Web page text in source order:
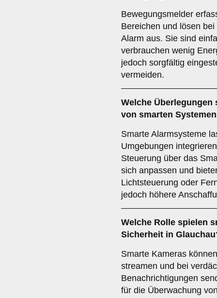
Bewegungsmelder
Bereichen und lösen
Alarm aus. Sie sind
verbrauchen wenig
jedoch sorgfältig
vermeiden.
Welche
von smarten Systemen
Smarte Alarmsysteme
Umgebungen
Steuerung über das
sich anpassen und
Lichtsteuerung oder
jedoch höhere
Welche Rolle spielen
Sicherheit in
Smarte Kameras
streamen und bei
Benachrichtigungen
für die Überwachung